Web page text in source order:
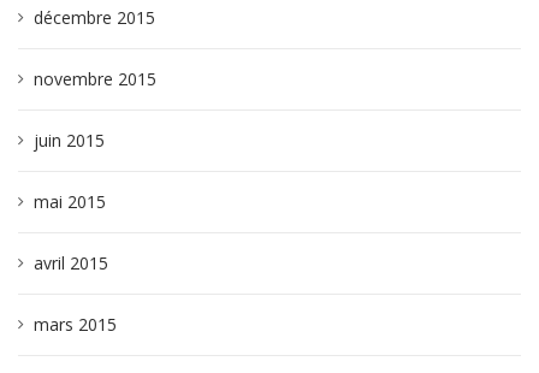
décembre 2015
novembre 2015
juin 2015
mai 2015
avril 2015
mars 2015